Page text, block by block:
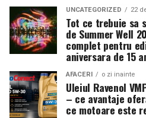
UNCATEGORIZED 22
Tot ce trebuie sa
de Summer Well
complet pentru
aniversara de 15
AFACERI o zi inainte
Uleiul Ravenol
– ce avantaje
ce motoare este